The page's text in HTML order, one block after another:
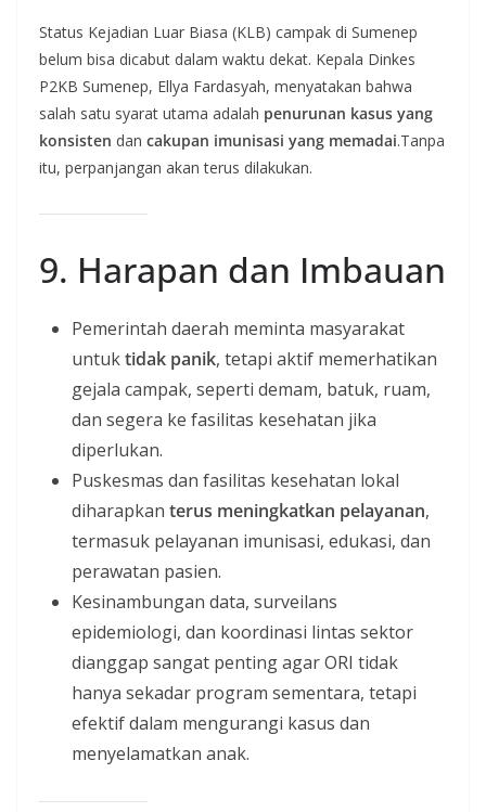
Status Kejadian Luar Biasa (KLB) campak di Sumenep
belum bisa dicabut dalam waktu dekat. Kepala Dinkes
P2KB Sumenep, Ellya Fardasyah, menyatakan bahwa
salah satu syarat utama adalah penurunan kasus yang
konsisten dan cakupan imunisasi yang memadai.Tanpa
itu, perpanjangan akan terus dilakukan.
9. Harapan dan Imbauan
Pemerintah daerah meminta masyarakat
untuktidak panik, tetapi aktif memerhatikan
gejala campak, seperti demam, batuk, ruam,
dan segera ke fasilitas kesehatan jika
diperlukan.
Puskesmas dan fasilitas kesehatan lokal
diharapkan terus meningkatkan pelayanan,
termasuk pelayanan imunisasi, edukasi, dan
perawatan pasien.
Kesinambungan data, surveilans
epidemiologi, dan koordinasi lintas sektor
dianggap sangat penting agar ORI tidak
hanya sekadar program sementara, tetapi
efektif dalam mengurangi kasus dan
menyelamatkan anak.